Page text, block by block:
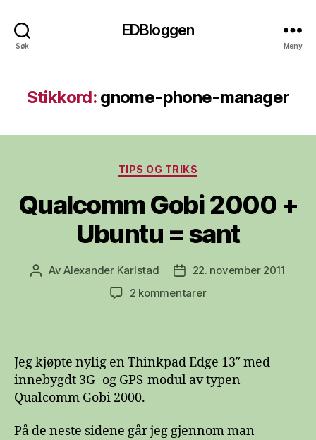
Søk
EDBloggen
Meny
Stikkord: gnome-phone-manager
Kategorier
TIPS OG TRIKS
Qualcomm Gobi 2000 +
Ubuntu = sant
Innleggsforfatter
AvAlexander Karlstad Publiseringsdato
22. november 2011
2 kommentarertil
Ubuntu
=
Jeg kjøpte nylig en Thinkpad Edge 13″ med
innebygdt 3G- og GPS-modul av typen
Qualcomm Gobi 2000.
På de neste sidene går jeg gjennom man